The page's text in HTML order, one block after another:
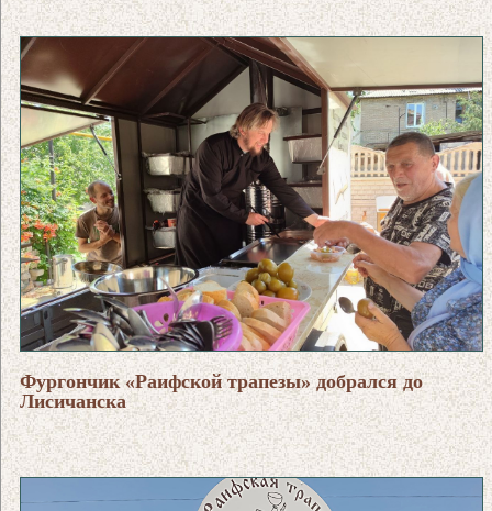
Фургончик «Раифской трапезы» добрался до
Лисичанска